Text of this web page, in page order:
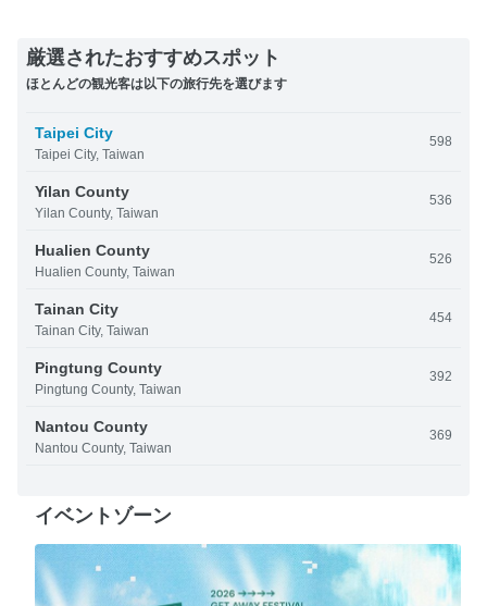
厳選されたおすすめスポット
ほとんどの観光客は以下の旅行先を選びます
Taipei City
Taipei City, Taiwan
598
Yilan County
Yilan County, Taiwan
536
Hualien County
Hualien County, Taiwan
526
Tainan City
Tainan City, Taiwan
454
Pingtung County
Pingtung County, Taiwan
392
Nantou County
Nantou County, Taiwan
369
イベントゾーン